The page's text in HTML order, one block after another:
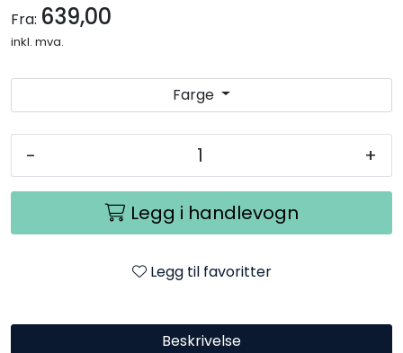
Fra: 639,00
inkl. mva.
Farge
- +
Legg i handlevogn
Legg til favoritter
Beskrivelse